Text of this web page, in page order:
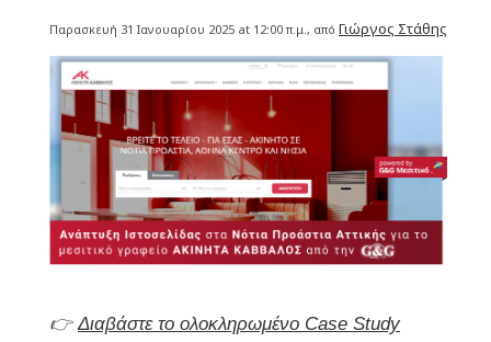
Παρασκευή 31 Ιανουαρίου 2025 at 12:00 π.μ., από Γιώργος Στάθης
👉 Διαβάστε το ολοκληρωμένο Case Study